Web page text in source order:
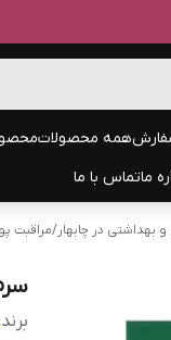
همه محصولات
ماتماس با ما
بهداشتی در چابهار/مراقبت
برند: